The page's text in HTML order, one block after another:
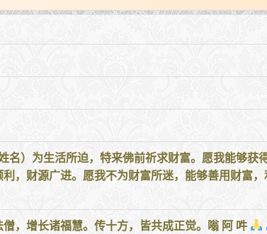
名）为生活所迫，特来佛前祈求财富。愿我能够获
，财源广进。愿我不为财富所迷，能够善用财富，
，增长诸福慧。传十方，皆共成正觉。嗡 阿 吽